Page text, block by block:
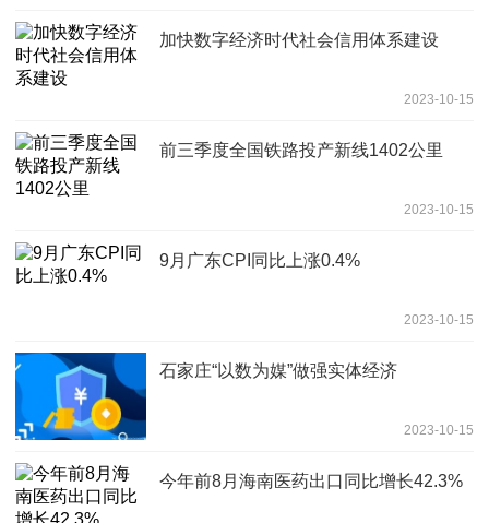
加快数字经济时代社会信用体系建设
2023-10-15
前三季度全国铁路投产新线1402公里
2023-10-15
9月广东CPI同比上涨0.4%
2023-10-15
石家庄“以数为媒”做强实体经济
2023-10-15
今年前8月海南医药出口同比增长42.3%